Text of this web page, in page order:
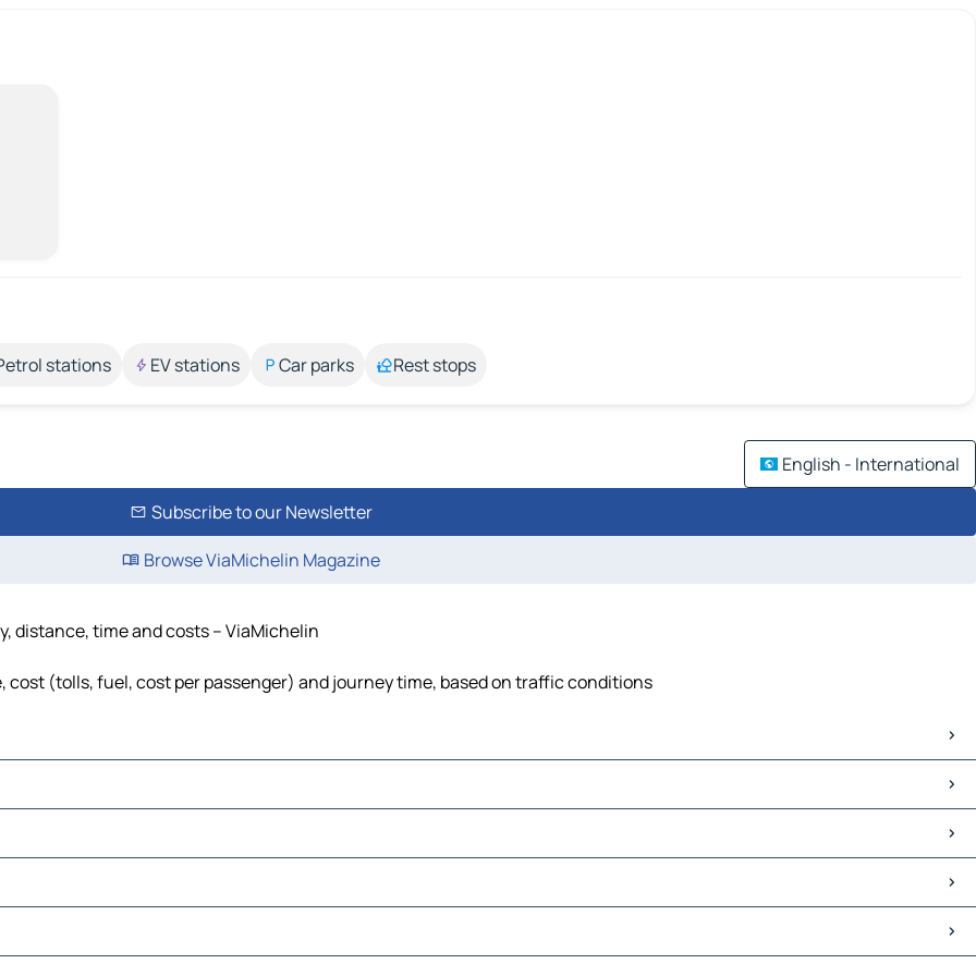
stations EV stations Car parks Rest stops
English - International
Subscribe to our Newsletter
Browse ViaMichelin Magazine
distance, time and costs – ViaMichelin
(tolls, fuel, cost per passenger) and journey time, based on traffic conditions